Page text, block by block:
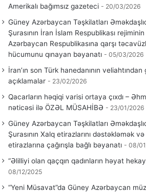
Amerikalı bağımsız gazeteci
20/03/2026
Güney Azərbaycan Təşkilatları
Şurasının İran İslam Respublikası rejiminin
Azərbaycan Respublikasına qarşı
hücumunu qınayan bəyanatı
05/03/2026
İran’ın son Türk hanedanının veliahtından
açıklamalar
23/02/2026
Qacarların həqiqi varisi ortaya çıxdı –
nəticəsi ilə ÖZƏL MÜSAHİBƏ
23/01/2026
Güney Azərbaycan Təşkilatları
Şurasının Xalq etirazlarını dəstəkləmək
etirazlarına çağırışla bağlı bəyanatı
08/
“Əlilliyi olan qaçqın qadınların həyat
08/12/2025
“Yeni Müsavat”da Güney Azərbaycan